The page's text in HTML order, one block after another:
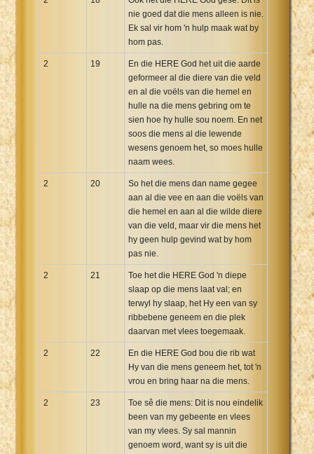
nie goed dat die mens alleen is nie.
Ek sal vir hom 'n hulp maak wat by
hom pas.
2 19
En die HERE God het uit die aarde
geformeer al die diere van die veld
en al die voëls van die hemel en
hulle na die mens gebring om te
sien hoe hy hulle sou noem. En net
soos die mens al die lewende
wesens genoem het, so moes hulle
naam wees.
2 20
So het die mens dan name gegee
aan al die vee en aan die voëls van
die hemel en aan al die wilde diere
van die veld, maar vir die mens het
hy geen hulp gevind wat by hom
pas nie.
2 21
Toe het die HERE God 'n diepe
slaap op die mens laat val; en
terwyl hy slaap, het Hy een van sy
ribbebene geneem en die plek
daarvan met vlees toegemaak.
2 22
En die HERE God bou die rib wat
Hy van die mens geneem het, tot 'n
vrou en bring haar na die mens.
2 23
Toe sê die mens: Dit is nou eindelik
been van my gebeente en vlees
van my vlees. Sy sal mannin
genoem word, want sy is uit die